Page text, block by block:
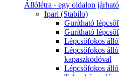
Állólétra - egy oldalon járható
Ipari (Stabilo)
Gurítható
Gurítható
Lépcsőfokos
Lépcsőfokos
kapaszkodóval
Lépcsőfokos